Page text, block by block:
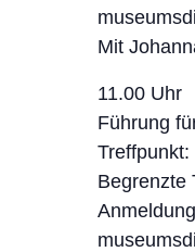
Mit
11.00 Uhr
Führung
Treffpunkt:
Begrenzte